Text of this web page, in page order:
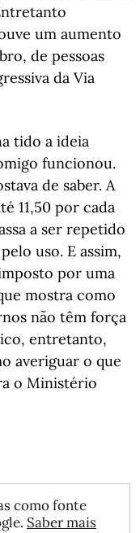
um aumento
de pessoas
da Via
tido a ideia
funcionou.
de saber. A
11,50 por cada
a ser repetido
uso. E assim,
por uma
mostra como
não têm força
entretanto,
averiguar o que
o Ministério
como fonte
Saber mais